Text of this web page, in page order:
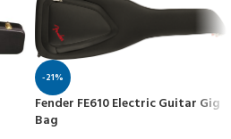
-21%
Fender FE610 Electric Guitar Gig
Bag